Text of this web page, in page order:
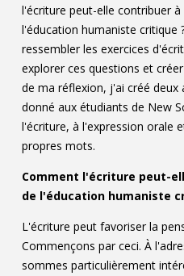
l'écriture peut-elle contribuer
l'éducation humaniste critique
ressembler les exercices
explorer ces questions et
de ma réflexion, j'ai créé deux
donné aux étudiants de New
l'écriture, à l'expression orale
propres mots.
Comment l'écriture peut-
de l'éducation humaniste
L'écriture peut favoriser la
Commençons par ceci. À
sommes particulièrement